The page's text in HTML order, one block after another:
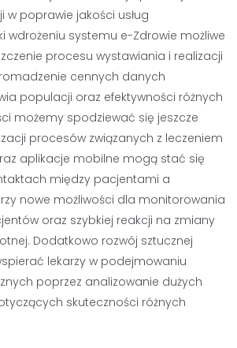
w poprawie jakości usług
wdrożeniu systemu e-Zdrowie możliwe
procesu wystawiania i realizacji
cennych danych
populacji oraz efektywności różnych
możemy spodziewać się jeszcze
procesów związanych z leczeniem
aplikacje mobilne mogą stać się
między pacjentami a
nowe możliwości dla monitorowania
oraz szybkiej reakcji na zmiany
Dodatkowo rozwój sztucznej
lekarzy w podejmowaniu
poprzez analizowanie dużych
skuteczności różnych